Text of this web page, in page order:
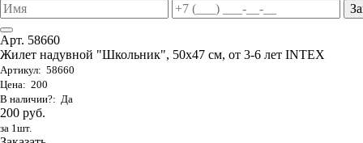
Арт. 58660
Жилет надувной "Школьник", 50х47 см, от 3-6 лет INTEX
Артикул: 58660
Цена: 200
В наличии?: Да
200 руб.
за 1шт.